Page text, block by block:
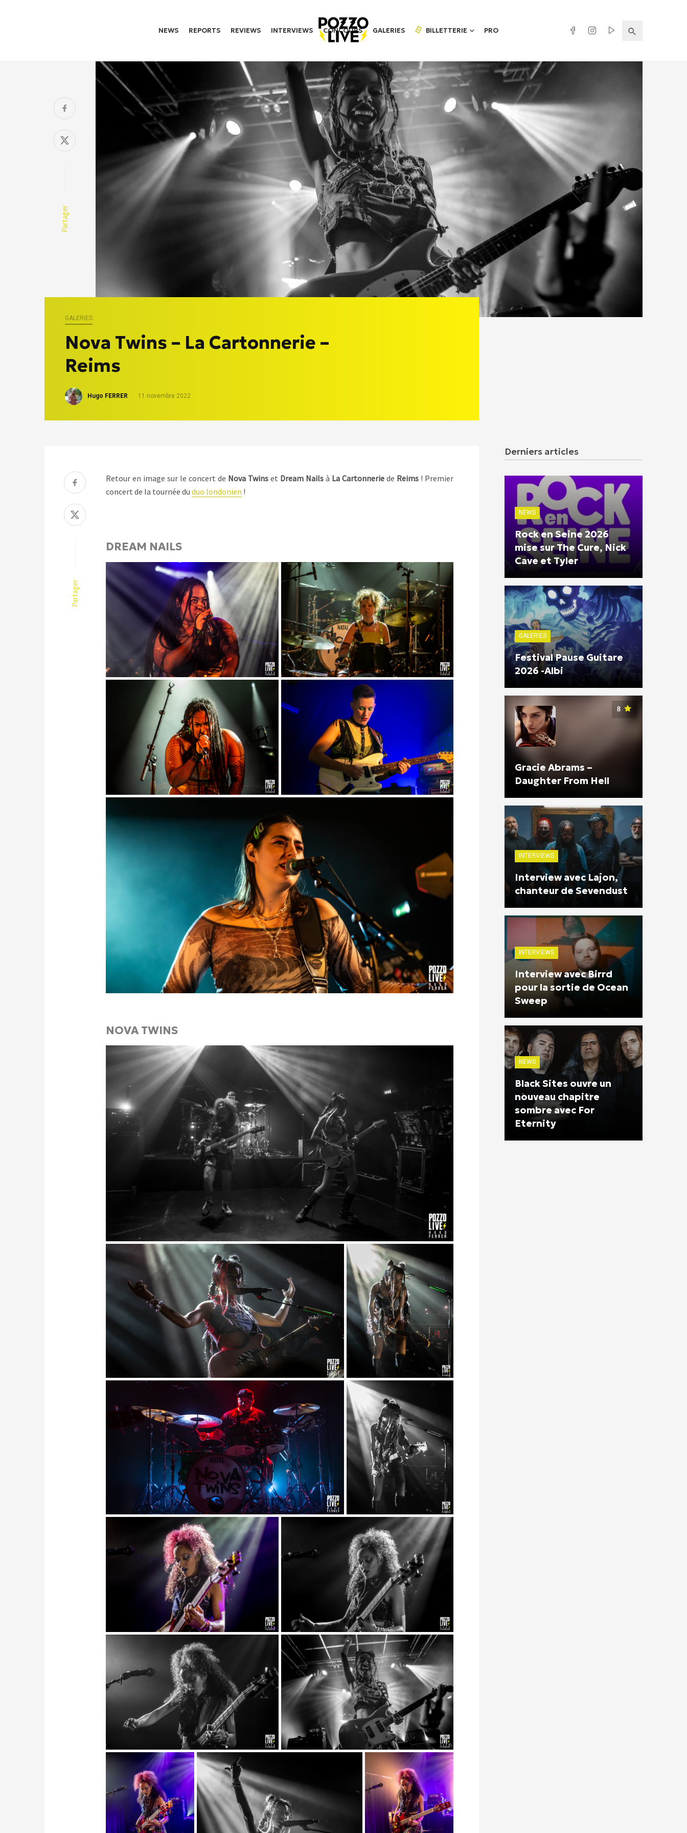
NEWS REPORTS REVIEWS INTERVIEWS CONCOURS GALERIES BILLETTERIE PRO
Partager
GALERIES
Nova Twins – La Cartonnerie –
Reims
Hugo FERRER 11 novembre 2022
Partager
Retour en image sur le concert de Nova Twins et Dream Nails à La Cartonnerie de Reims ! Premier
concert de la tournée du duo londonien !
DREAM NAILS
NOVA TWINS
Derniers articles
NEWS
Rock en Seine 2026
mise sur The Cure, Nick
Cave et Tyler
GALERIES
Festival Pause Guitare
2026 -Albi
8
Gracie Abrams –
Daughter From Hell
INTERVIEWS
Interview avec Lajon,
chanteur de Sevendust
INTERVIEWS
Interview avec Birrd
pour la sortie de Ocean
Sweep
NEWS
Black Sites ouvre un
nouveau chapitre
sombre avec For
Eternity